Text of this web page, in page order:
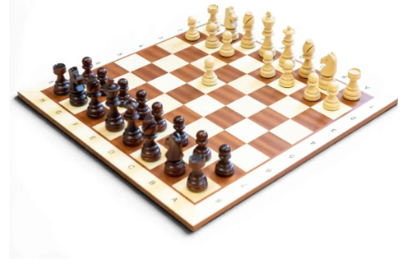
SCHACH-ANTIQUITÄTENLADEN
SCHACH ONLINE
SCHACH-MERCH
SCHACH GESCHENKE